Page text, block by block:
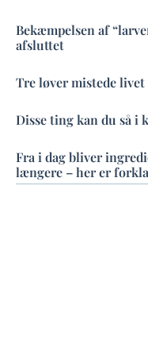
Bekæmpelsen af
afsluttet
Tre løver mistede
Disse ting kan du så i
Fra i dag bliver
længere – her er